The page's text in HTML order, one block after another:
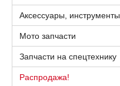
Аксессуары, инструменты
Мото запчасти
Запчасти на спецтехнику
Распродажа!